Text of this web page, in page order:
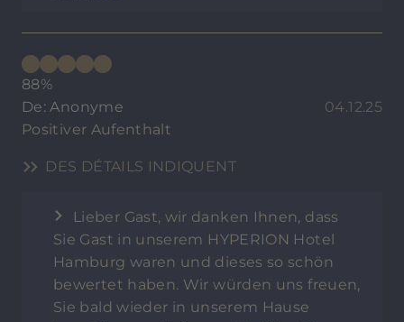
88%
De: Anonyme
04.12.25
Positiver Aufenthalt
DES DÉTAILS INDIQUENT
Lieber Gast, wir danken Ihnen, dass
Sie Gast in unserem HYPERION Hotel
Hamburg waren und dieses so schön
bewertet haben. Wir würden uns freuen,
Sie bald wieder in unserem Hause